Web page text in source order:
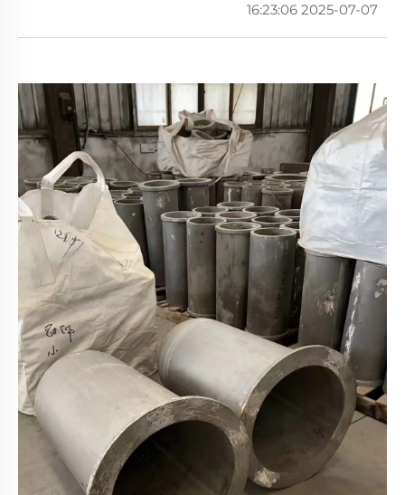
2025-07-07 16:23:06